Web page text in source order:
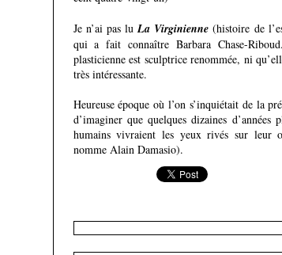
Je n’ai pas luLa Virginienne (histoire de
qui a fait connaître Barbara Chase-
plasticienne est sculptrice renommée, ni
très intéressante.
Heureuse époque où l’on s’inquiétait de la
d’imaginer que quelques dizaines
humains vivraient les yeux rivés sur leur
nomme Alain Damasio).